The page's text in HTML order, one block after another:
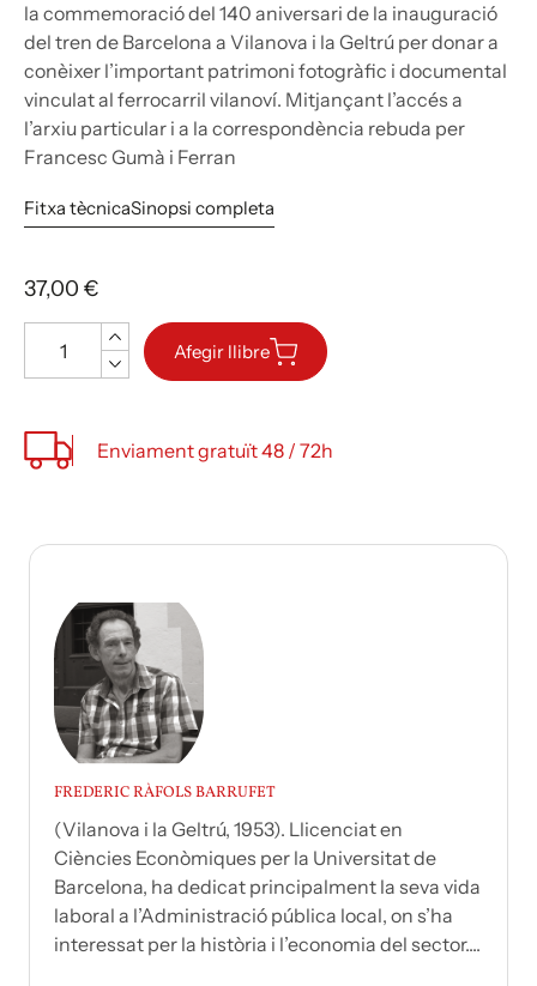
la commemoració del 140 aniversari de la inauguració
del tren de Barcelona a Vilanova i la Geltrú per donar a
conèixer l’important patrimoni fotogràfic i documental
vinculat al ferrocarril vilanoví. Mitjançant l’accés a
l’arxiu particular i a la correspondència rebuda per
Francesc Gumà i Ferran
Fitxa tècnicaSinopsi completa
37,00 €
Afegir llibre
Enviament gratuït 48 / 72h
FREDERIC RÀFOLS BARRUFET
(Vilanova i la Geltrú, 1953). Llicenciat en
Ciències Econòmiques per la Universitat de
Barcelona, ha dedicat principalment la seva vida
laboral a l’Administració pública local, on s’ha
interessat per la història i l’economia del sector....